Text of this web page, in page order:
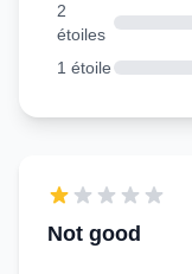
2
étoiles
1 étoile
Not good